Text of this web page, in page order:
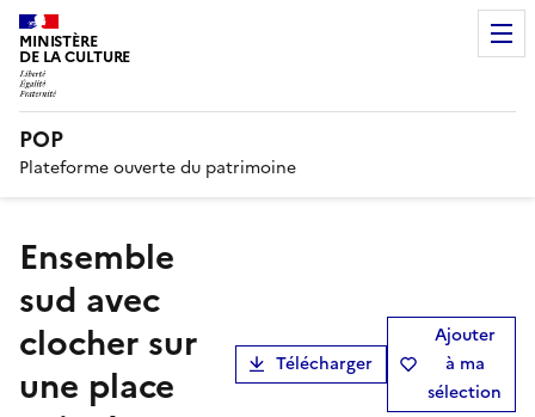
MINISTÈRE
DE LA CULTURE
POP
Plateforme ouverte du patrimoine
Ensemble
sud avec
clocher sur
une place
Télécharger
Ajouter
à ma
sélection